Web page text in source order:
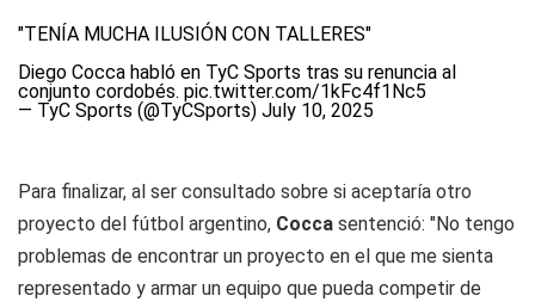
"TENÍA MUCHA ILUSIÓN CON TALLERES"
Diego Cocca habló en TyC Sports tras su renuncia al
conjunto cordobés. pic.twitter.com/1kFc4f1Nc5
— TyC Sports (@TyCSports) July 10, 2025
Para finalizar, al ser consultado sobre si aceptaría otro
proyecto del fútbol argentino, Cocca sentenció: "No tengo
problemas de encontrar un proyecto en el que me sienta
representado y armar un equipo que pueda competir de